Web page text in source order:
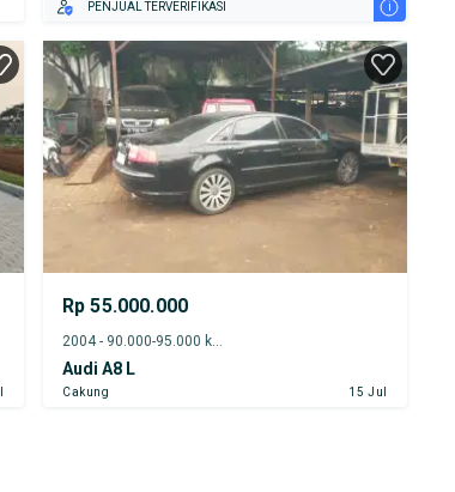
PENJUAL TERVERIFIKASI
i
Rp 55.000.000
2004 - 90.000-95.000 km
Audi A8 L
Cakung 15 Jul